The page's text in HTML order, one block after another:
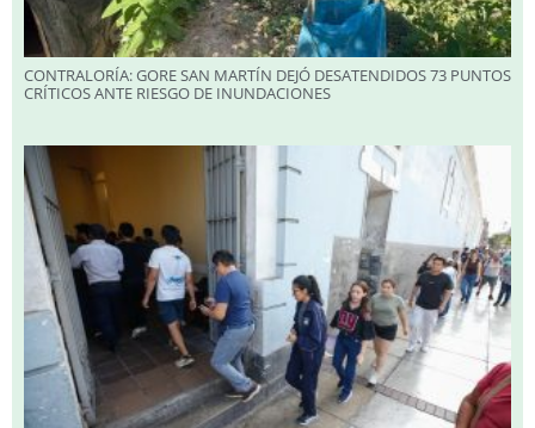
CONTRALORÍA: GORE SAN MARTÍN DEJÓ DESATENDIDOS 73 PUNTOS
CRÍTICOS ANTE RIESGO DE INUNDACIONES